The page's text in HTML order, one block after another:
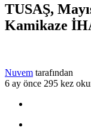
TUSAŞ,
Kamikaze
Nuvem tarafından
6 ay önce 295 kez